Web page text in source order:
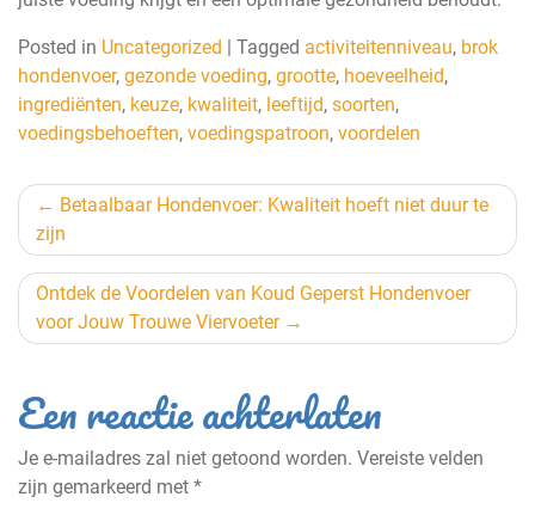
Posted in Uncategorized | Tagged activiteitenniveau, brok
hondenvoer, gezonde voeding, grootte, hoeveelheid,
ingrediënten, keuze, kwaliteit, leeftijd, soorten,
voedingsbehoeften, voedingspatroon, voordelen
Berichtnavigatie
Betaalbaar Hondenvoer: Kwaliteit hoeft niet duur te
zijn
Ontdek de Voordelen van Koud Geperst Hondenvoer
voor Jouw Trouwe Viervoeter
Een reactie achterlaten
Je e-mailadres zal niet getoond worden. Vereiste velden
zijn gemarkeerd met *